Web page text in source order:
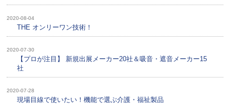
2020-08-04
THE オンリーワン技術！
2020-07-30
【プロが注目】 新規出展メーカー20社＆吸音・遮音メーカー15
社
2020-07-28
現場目線で使いたい！機能で選ぶ介護・福祉製品